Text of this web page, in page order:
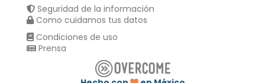
Seguridad de la información
Como cuidamos tus datos
Condiciones de uso
Prensa